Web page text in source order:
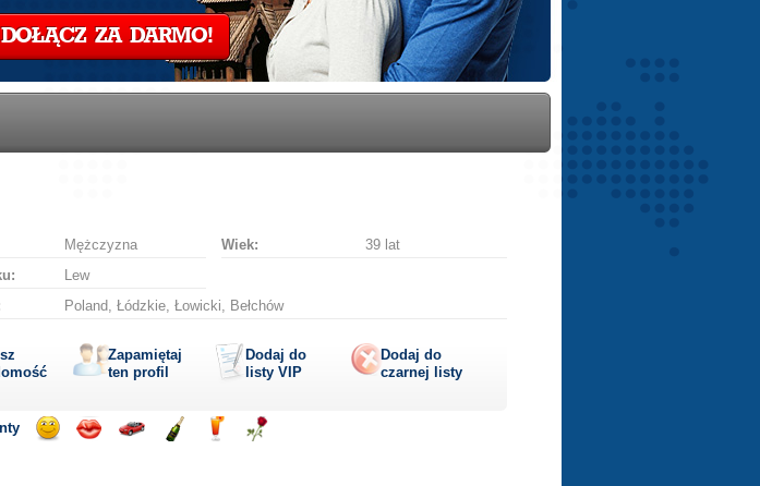
DOŁĄCZ ZA DARMO!
Mężczyzna Wiek:
39 lat
Lew
Poland, Łódzkie, Łowicki, Bełchów
Zapamiętaj
ten profil
Dodaj do
listy VIP
Dodaj do
czarnej listy